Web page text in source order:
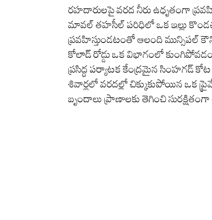
రహదారులపై వరద నీరు ఉధృతంగా
మావల్ తహసీల్ పరిధిలో ఒక ఇల్లు
ప్రవహిస్తుండటంతో ఆలంది మున్సిపల్
కోలాడ్ రోడ్డు ఒక విభాగంలో
ప్రసిద్ధ పర్యాటక కేంద్రమైన సింహగడ్ కోట
శివార్లలో వరదల్లో చిక్కుకుపోయిన ఒక
బృందాలు ప్రాణాలకు తెగించి